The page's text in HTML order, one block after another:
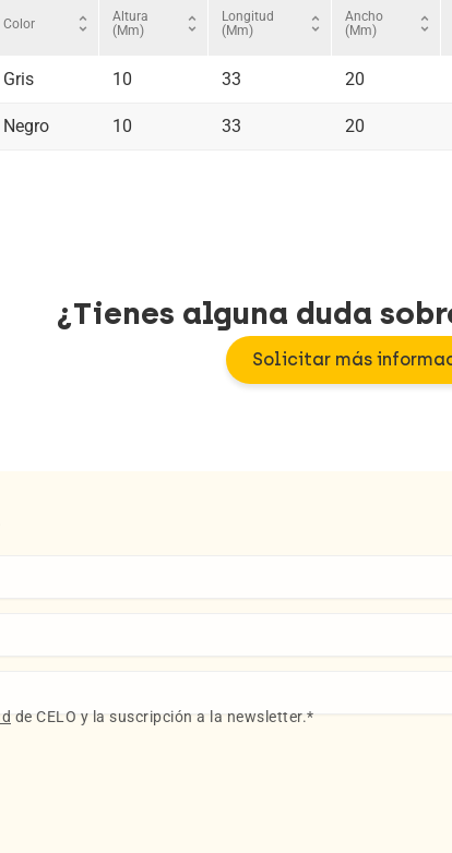
Color unfold_more
Altura
(mm)
unfold_more
Longitud
(mm)
unfold_more
Ancho
(mm)
unfold_more
Gris 10 33 20
Negro 10 33 20
¿Tienes alguna duda
Solicitar más
de CELO y la suscripción a la newsletter.*